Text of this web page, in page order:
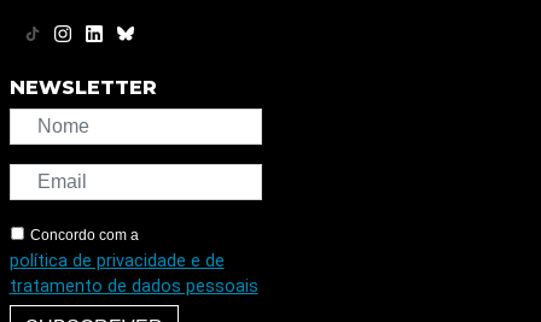
NEWSLETTER
Concordo com a
política de privacidade e de
tratamento de dados pessoais